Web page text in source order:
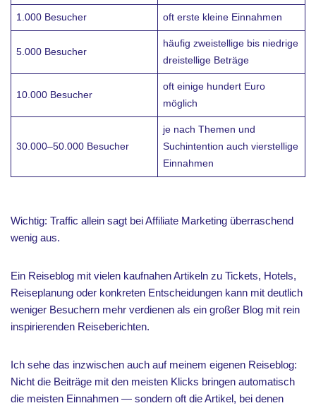
1.000 Besucher oft erste kleine Einnahmen
5.000 Besucher
häufig zweistellige bis niedrige
dreistellige Beträge
10.000 Besucher
oft einige hundert Euro
möglich
30.000–50.000 Besucher
je nach Themen und
Suchintention auch vierstellige
Einnahmen
Wichtig: Traffic allein sagt bei Affiliate Marketing überraschend
wenig aus.
Ein Reiseblog mit vielen kaufnahen Artikeln zu Tickets, Hotels,
Reiseplanung oder konkreten Entscheidungen kann mit deutlich
weniger Besuchern mehr verdienen als ein großer Blog mit rein
inspirierenden Reiseberichten.
Ich sehe das inzwischen auch auf meinem eigenen Reiseblog:
Nicht die Beiträge mit den meisten Klicks bringen automatisch
die meisten Einnahmen — sondern oft die Artikel, bei denen